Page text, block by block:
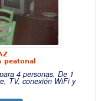
peatonal
4 personas. De 1
TV, conexión WiFi y